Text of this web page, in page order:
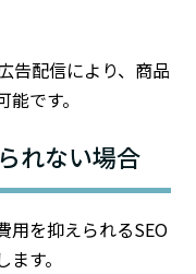
告配信により、商品
です。
れない場合
用を抑えられるSEO
す。